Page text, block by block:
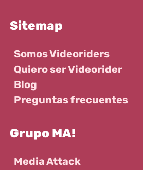
Sitemap
Somos Videoriders
Quiero ser Videorider
Blog
Preguntas frecuentes
Grupo MA!
Media Attack